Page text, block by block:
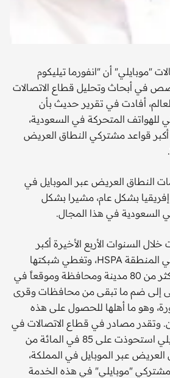
"موبايلي" أن "انفورما تيليكوم
في أبحاث وتحليل قطاع الاتصالات
أفادت في تقرير حديث بأن
للهواتف المتحركة في السعودية،
قواعد مشتركي النطاق العريض
النطاق العريض عبر الموبايل في
بشكل عام، مشيرا بشكل
السعودية في هذا المجال.
السنوات الأربع الأخيرة أكبر
شبكة بيانات محمولة في المنطقة HSPA، وتغطي شبكتها
للجيل الثالث والنصف أكثر من 80 مدينة ومحافظة وموقعاً في
إلى ضم ما تبقى من محافظات وقرى
وهو ما أهلها للحصول على هذه
وتقدر مصادر في قطاع الاتصالات في
المنطقة أن شركة موبايلي استحوذت على 85 في المائة من
عبر الموبايل في المملكة،
"موبايلي" في هذه الخدمة